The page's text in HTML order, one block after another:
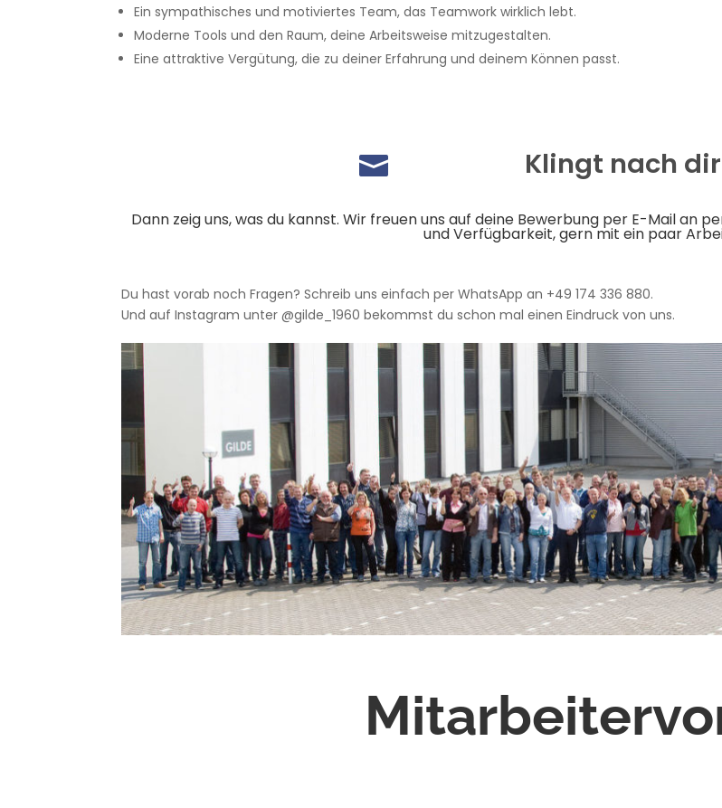
Ein sympathisches und motiviertes Team, das Teamwork wirklich lebt.
Moderne Tools und den Raum, deine Arbeitsweise mitzugestalten.
Eine attraktive Vergütung, die zu deiner Erfahrung und deinem Können passt.
 Klingt nach
Dann zeig uns, was du kannst. Wir freuen uns auf deine Bewerbung per E-Mail an
und Verfügbarkeit, gern mit ein paar
Du hast vorab noch Fragen? Schreib uns einfach per WhatsApp an +49 174 336 880.
Und auf Instagram unter @gilde_1960 bekommst du schon mal einen Eindruck von uns.